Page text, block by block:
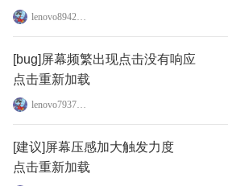
lenovo89425657
[bug]屏幕频繁出现点击没有响应
点击重新加载
lenovo79377019
[建议]屏幕压感加大触发力度
点击重新加载